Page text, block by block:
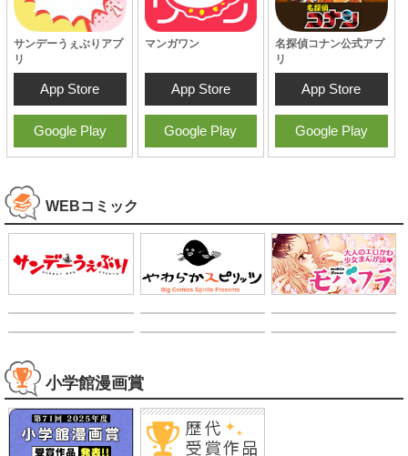
サンデーうぇぶりアプ
リ
App Store
Google Play
マンガワン
App Store
Google Play
名探偵コナン公式アプ
リ
App Store
Google Play
WEBコミック